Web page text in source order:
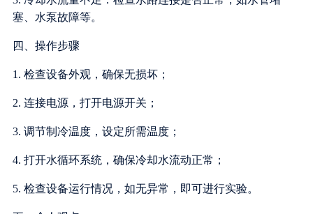
塞、水泵故障等。
四、操作步骤
1. 检查设备外观，确保无损坏；
2. 连接电源，打开电源开关；
3. 调节制冷温度，设定所需温度；
4. 打开水循环系统，确保冷却水流动正常；
5. 检查设备运行情况，如无异常，即可进行实验。